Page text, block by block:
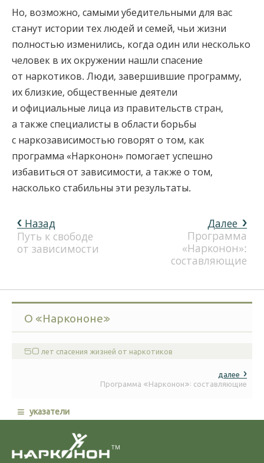
Но, возможно, самыми убедительными для вас
станут истории тех людей и семей, чьи жизни
полностью изменились, когда один или несколько
человек в их окружении нашли спасение
от наркотиков. Люди, завершившие программу,
их близкие, общественные деятели
и официальные лица из правительств стран,
а также специалисты в области борьбы
с наркозависимостью говорят о том, как
программа «Нар­конон» помогает успешно
избавиться от зависимости, а также о том,
насколько стабильны эти результаты.
Далее
Программа
«Нарконон»:
составляющие
Назад
Путь к свободе
от зависимости
О «Наркононе»
50 лет спасения жизней от наркотиков
далее
Программа «Нарконон»: составляющие
≡ указатели
TM